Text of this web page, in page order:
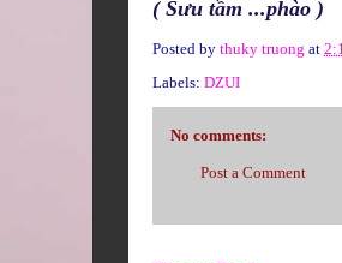
( Sưu tầm ...phào )
Posted by thuky truong at
Labels: DZUI
No comments:
Post a Comment